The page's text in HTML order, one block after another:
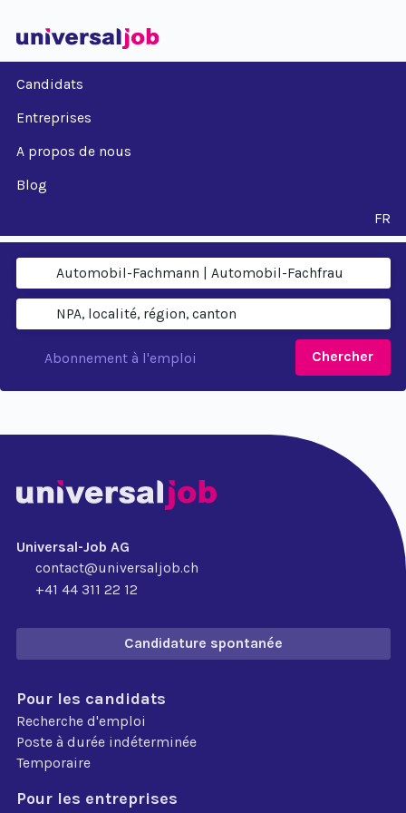
Candidats
Entreprises
A propos de nous
Blog
FR
Chercher
Abonnement à l'emploi
Universal-Job AG
contact@universaljob.ch
+41 44 311 22 12
Candidature spontanée
Pour les candidats
Recherche d'emploi
Poste à durée indéterminée
Temporaire
Pour les entreprises